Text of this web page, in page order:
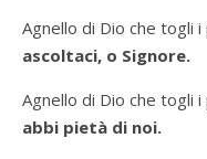
Agnello di Dio che togli
ascoltaci, o Signore.
Agnello di Dio che togli
abbi pietà di noi.